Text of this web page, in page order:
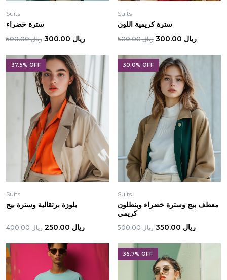
Suits
سترة خضراء
ريال 300.00
ريال 500.00
Suits
سترة كريمية اللون
ريال 300.00
ريال 500.00
37.5% OFF
Suits
بلوزة برتقالية وسترة بيج
ريال 250.00 ريال 400.00
30.0% OFF
Suits
معطف بيج وسترة خضراء وبنطلون
كريمي
ريال 350.00
ريال 500.00
36.7% OFF